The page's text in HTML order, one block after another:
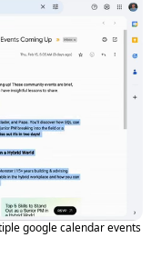
google calendar events